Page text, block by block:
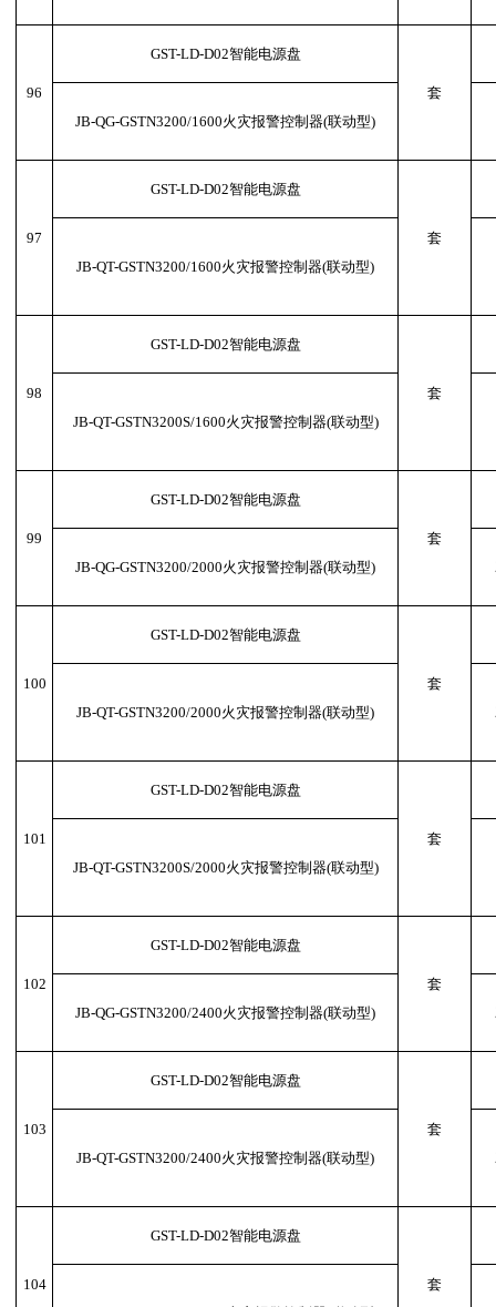
96
GST-LD-D02智能电源盘
套
JB-QG-GSTN3200/1600火灾报警控制器(联动型)
97
GST-LD-D02智能电源盘
套
JB-QT-GSTN3200/1600火灾报警控制器(联动型)
98
GST-LD-D02智能电源盘
套
JB-QT-GSTN3200S/1600火灾报警控制器(联动型)
99
GST-LD-D02智能电源盘
套
JB-QG-GSTN3200/2000火灾报警控制器(联动型)
100
GST-LD-D02智能电源盘
套
JB-QT-GSTN3200/2000火灾报警控制器(联动型)
101
GST-LD-D02智能电源盘
套
JB-QT-GSTN3200S/2000火灾报警控制器(联动型)
102
GST-LD-D02智能电源盘
套
JB-QG-GSTN3200/2400火灾报警控制器(联动型)
103
GST-LD-D02智能电源盘
套
JB-QT-GSTN3200/2400火灾报警控制器(联动型)
104
GST-LD-D02智能电源盘
套